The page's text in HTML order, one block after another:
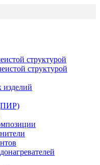
структурой
структурой
изделий